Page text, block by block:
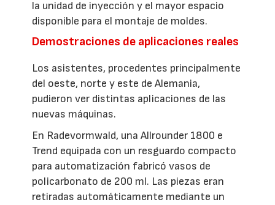
la unidad de inyección y el mayor espacio
disponible para el montaje de moldes.
Demostraciones de aplicaciones reales
Los asistentes, procedentes principalmente
del oeste, norte y este de Alemania,
pudieron ver distintas aplicaciones de las
nuevas máquinas.
En Radevormwald, una Allrounder 1800 e
Trend equipada con un resguardo compacto
para automatización fabricó vasos de
policarbonato de 200 ml. Las piezas eran
retiradas automáticamente mediante un